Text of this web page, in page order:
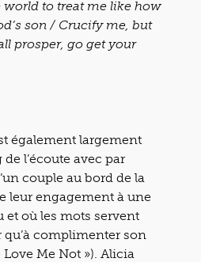
world to treat me like how
son / Crucify me, but
prosper, go get your
également largement
l’écoute avec par
couple au bord de la
leur engagement à une
et où les mots servent
qu’à complimenter son
Me Not »). Alicia